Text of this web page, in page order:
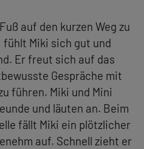
auf den kurzen Weg zu
Miki sich gut und
Er freut sich auf das
Gespräche mit
führen. Miki und Mini
und läuten an. Beim
fällt Miki ein plötzlicher
auf. Schnell zieht er